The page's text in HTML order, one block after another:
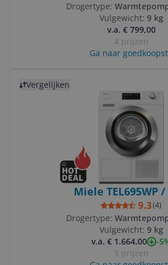
Drogertype:
Vulgewicht: 9 kg
v.a. € 799,00
4 prijzen
Ga naar
Vergelijken
Miele TEL695WP /
9.3(4)
Drogertype:
Vulgewicht: 9 kg
v.a. € 1.664,00
-
5 prijzen